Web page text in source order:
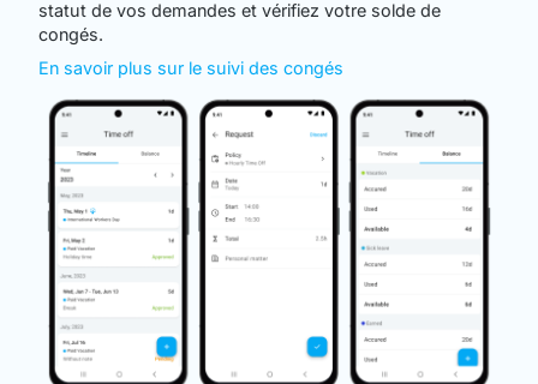
statut de vos demandes et vérifiez votre solde de
congés.
En savoir plus sur le suivi des congés